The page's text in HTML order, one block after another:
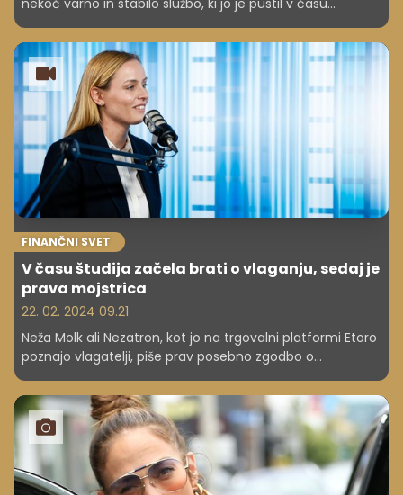
nekoč varno in stabilo službo, ki jo je pustil v času
najhujše gospodarske krize. Lotil se je samostojnega
posla in sedaj je na vrhu lestvice najbogatejših
Slovencev. Z njim se je pogovarjal Adi Omerović!
FINANČNI SVET
V času študija začela brati o vlaganju, sedaj je
prava mojstrica
22. 02. 2024 09.21
Neža Molk ali Nezatron, kot jo na trgovalni platformi Etoro
poznajo vlagatelji, piše prav posebno zgodbo o
študijem na Biotehniški fakulteti, nato pa je sledila
zgodba o uspehu.